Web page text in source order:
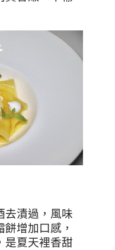
去漬過，風味
增加口感，
是夏天裡香甜